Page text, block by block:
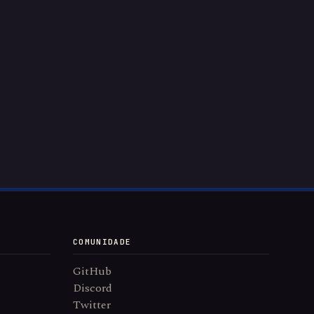
COMUNIDADE
GitHub
Discord
Twitter